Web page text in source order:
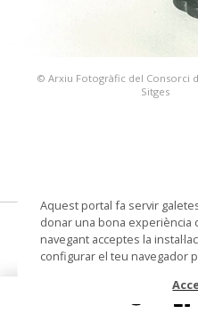
© Arxiu Fotogràfic del Consorci
Sitges
Datació
Aquest portal fa servir
donar una bona experiència
navegant acceptes la
configurar el teu navegador